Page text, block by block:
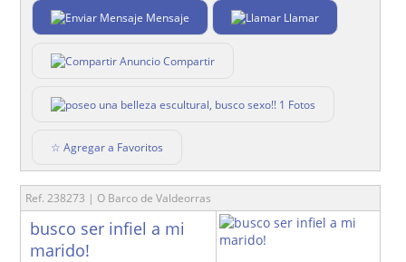
Mensaje Llamar
Compartir
1 Fotos
☆ Agregar a Favoritos
Ref. 238273 | O Barco de Valdeorras
busco ser infiel a mi
marido!